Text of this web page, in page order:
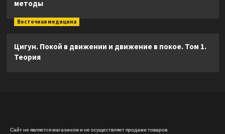
методы
Восточная медицина
Цигун. Покой в движении и движение в покое. Том 1.
Теория
Сайт не является магазином и не осуществляет продажи товаров.